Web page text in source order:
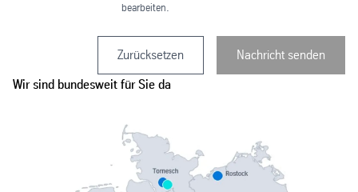
bearbeiten.
Zurücksetzen
Nachricht senden
Wir sind bundesweit für Sie da